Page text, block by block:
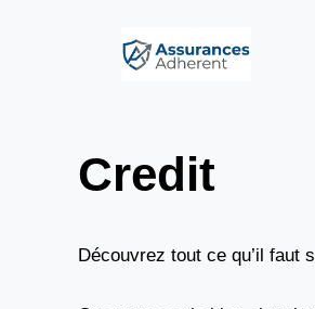
Credit
Découvrez tout ce qu’il faut